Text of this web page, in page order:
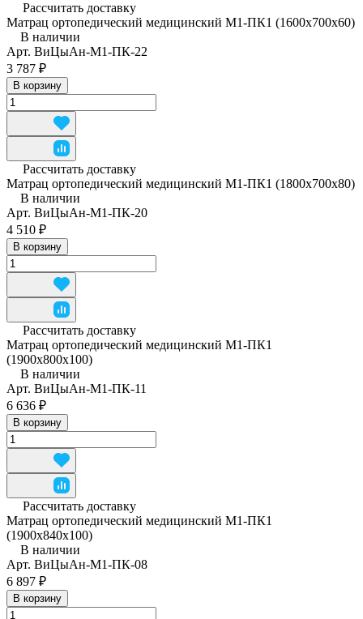
Рассчитать доставку
Матрац ортопедический медицинский М1-ПК1 (1600x700x60)
В наличии
Арт. ВиЦыАн-М1-ПК-22
3 787 ₽
В корзину
Рассчитать доставку
Матрац ортопедический медицинский М1-ПК1 (1800x700x80)
В наличии
Арт. ВиЦыАн-М1-ПК-20
4 510 ₽
В корзину
Рассчитать доставку
Матрац ортопедический медицинский М1-ПК1
(1900x800x100)
В наличии
Арт. ВиЦыАн-М1-ПК-11
6 636 ₽
В корзину
Рассчитать доставку
Матрац ортопедический медицинский М1-ПК1
(1900x840x100)
В наличии
Арт. ВиЦыАн-М1-ПК-08
6 897 ₽
В корзину